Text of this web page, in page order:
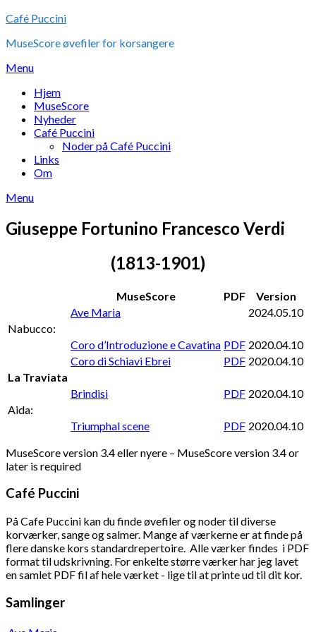
Skip
content
Café Puccini
MuseScore øvefiler for korsangere
Menu
Hjem
MuseScore
Nyheder
Café Puccini
Noder på Café Puccini
Links
Om
Menu
Giuseppe Fortunino Francesco Verdi
(1813-1901)
MuseScore PDF
Version
Ave Maria
2024.05.10
Nabucco:
Coro d’Introduzione e Cavatina PDF 2020.04.10
Coro di Schiavi Ebrei
PDF 2020.04.10
La Traviata
Brindisi
PDF 2020.04.10
Aida:
Triumphal scene
PDF 2020.04.10
MuseScore version 3.4 eller nyere – MuseScore version 3.4 or
later is required
Café Puccini
På Cafe Puccini kan du finde øvefiler og noder til diverse
korværker, sange og salmer. Mange af værkerne er at finde på
flere danske kors standardrepertoire. Alle værker findes i PDF
format til udskrivning. For enkelte større værker har jeg lavet
en samlet PDF fil af hele værket - lige til at printe ud til dit kor.
Samlinger